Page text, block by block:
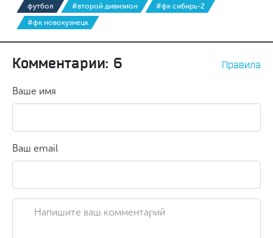
футбол #второй дивизион
#фк сибирь-2
#фк новокузнецк
Комментарии: 6 Правила
Ваше имя
Ваш email